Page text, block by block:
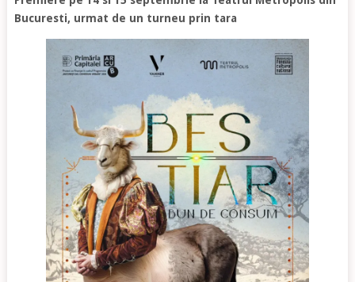
Bucuresti, urmat de un turneu prin tara